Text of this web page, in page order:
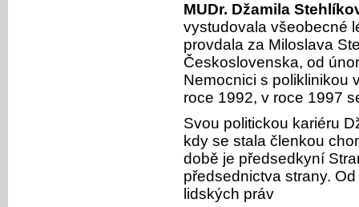
MUDr. Džamila
vystudovala všeobecné
provdala za Miloslava
Československa, od
Nemocnici s poliklinikou
roce 1992, v roce 1997
Svou politickou kariéru
kdy se stala členkou
době je předsedkyní
předsednictva strany.
lidských práv